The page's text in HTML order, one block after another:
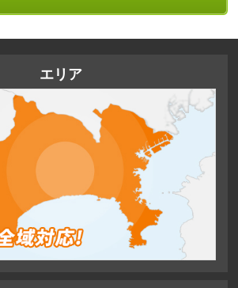
エリア